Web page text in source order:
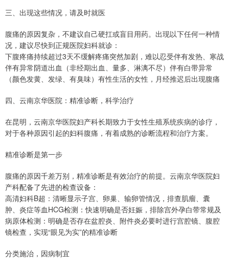
三、出现这些情况，请及时就医
腹痛的原因复杂，不建议自己硬扛或盲目用药。出现以下任何一种情
况，建议尽快到正规医院妇科就诊：
下腹疼痛持续超过3天不缓解疼痛突然加剧，难以忍受伴有发热、寒战
伴有异常阴道出血（非经期出血、量多、淋漓不尽）伴有白带异常
（颜色发黄、发绿、有臭味）有性生活的女性，月经推迟后出现腹痛
四、云南京华医院：精准诊断，科学治疗
在昆明，云南京华医院妇产科长期致力于女性生殖系统疾病的诊疗，
对于各种原因引起的妇科腹痛，有着成熟的诊断流程和治疗方案。
精准诊断是第一步
腹痛的原因千差万别，精准诊断是有效治疗的前提。云南京华医院妇
产科配备了先进的检查设备：
高清妇科B超：清晰显示子宫、卵巢、输卵管情况，排查肌瘤、囊
肿、炎症等血HCG检测：快速明确是否妊娠，排除宫外孕白带常规及
病原体检测：明确是否存在盆腔炎、附件炎必要时进行宫腔镜、腹腔
镜检查，实现“眼见为实”的精准诊断
分类施治，因病制宜